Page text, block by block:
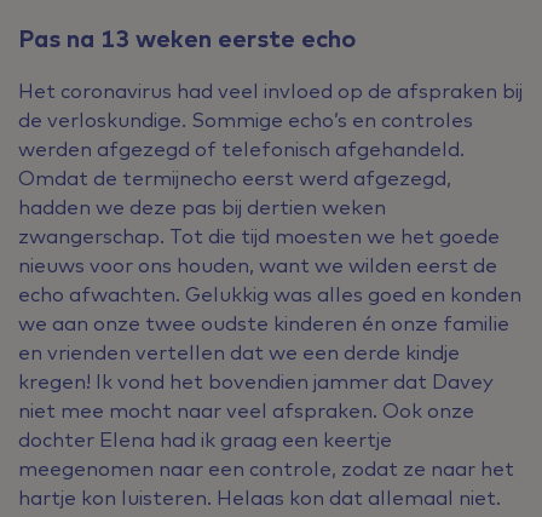
Pas na 13 weken eerste echo
Het coronavirus had veel invloed op de afspraken bij
de verloskundige. Sommige echo’s en controles
werden afgezegd of telefonisch afgehandeld.
Omdat de termijnecho eerst werd afgezegd,
hadden we deze pas bij dertien weken
zwangerschap. Tot die tijd moesten we het goede
nieuws voor ons houden, want we wilden eerst de
echo afwachten. Gelukkig was alles goed en konden
we aan onze twee oudste kinderen én onze familie
en vrienden vertellen dat we een derde kindje
kregen! Ik vond het bovendien jammer dat Davey
niet mee mocht naar veel afspraken. Ook onze
dochter Elena had ik graag een keertje
meegenomen naar een controle, zodat ze naar het
hartje kon luisteren. Helaas kon dat allemaal niet.